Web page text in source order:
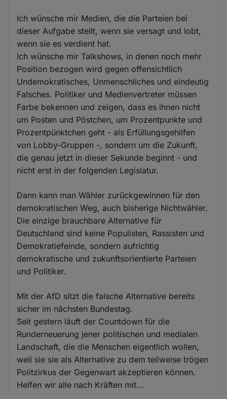
Ich wünsche mir Medien, die die Parteien bei
dieser Aufgabe stellt, wenn sie versagt und lobt,
wenn sie es verdient hat.
Ich wünsche mir Talkshows, in denen noch mehr
Position bezogen wird gegen offensichtlich
Undemokratisches, Unmenschliches und eindeutig
Falsches. Politiker und Medienvertreter müssen
Farbe bekennen und zeigen, dass es ihnen nicht
um Posten und Pöstchen, um Prozentpunkte und
Prozentpünktchen geht - als Erfüllungsgehilfen
von Lobby-Gruppen -, sondern um die Zukunft,
die genau jetzt in dieser Sekunde beginnt - und
nicht erst in der folgenden Legislatur.
Dann kann man Wähler zurückgewinnen für den
demokratischen Weg, auch bisherige Nichtwähler.
Die einzige brauchbare Alternative für
Deutschland sind keine Populisten, Rassisten und
Demokratiefeinde, sondern aufrichtig
demokratische und zukunftsorientierte Parteien
und Politiker.
Mit der AfD sitzt die falsche Alternative bereits
sicher im nächsten Bundestag.
Seit gestern läuft der Countdown für die
Runderneuerung jener politischen und medialen
Landschaft, die die Menschen eigentlich wollen,
weil sie sie als Alternative zu dem teilweise trögen
Politzirkus der Gegenwart akzeptieren können.
Helfen wir alle nach Kräften mit...